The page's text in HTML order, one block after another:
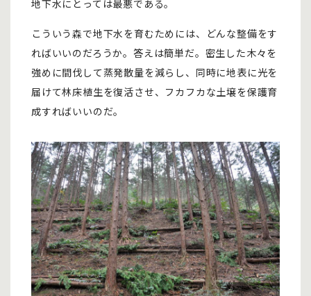
地下水にとっては最悪である。
こういう森で地下水を育むためには、どんな整備をす
ればいいのだろうか。答えは簡単だ。密生した木々を
強めに間伐して蒸発散量を減らし、同時に地表に光を
届けて林床植生を復活させ、フカフカな土壌を保護育
成すればいいのだ。